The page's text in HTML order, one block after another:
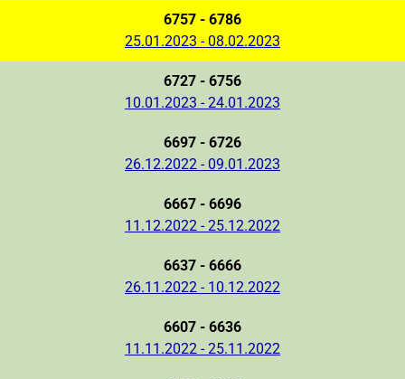
6757 - 6786
25.01.2023 - 08.02.2023
6727 - 6756
10.01.2023 - 24.01.2023
6697 - 6726
26.12.2022 - 09.01.2023
6667 - 6696
11.12.2022 - 25.12.2022
6637 - 6666
26.11.2022 - 10.12.2022
6607 - 6636
11.11.2022 - 25.11.2022